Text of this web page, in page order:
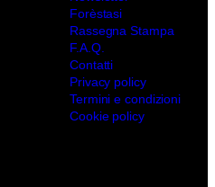
Forèstasi
Rassegna Stampa
F.A.Q.
Contatti
Privacy policy
Termini e condizioni
Cookie policy